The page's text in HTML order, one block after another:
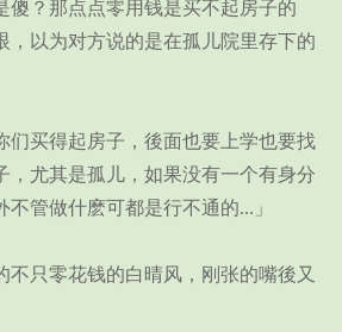
中
小
？那点点零用钱是买不起房子的
，以为对方说的是在孤儿院里存下的
买得起房子，後面也要上学也要找
，尤其是孤儿，如果没有一个有身分
管做什麽可都是行不通的...」
只零花钱的白晴风，刚张的嘴後又